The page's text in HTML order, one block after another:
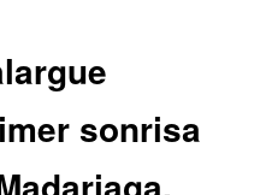
sonrisa